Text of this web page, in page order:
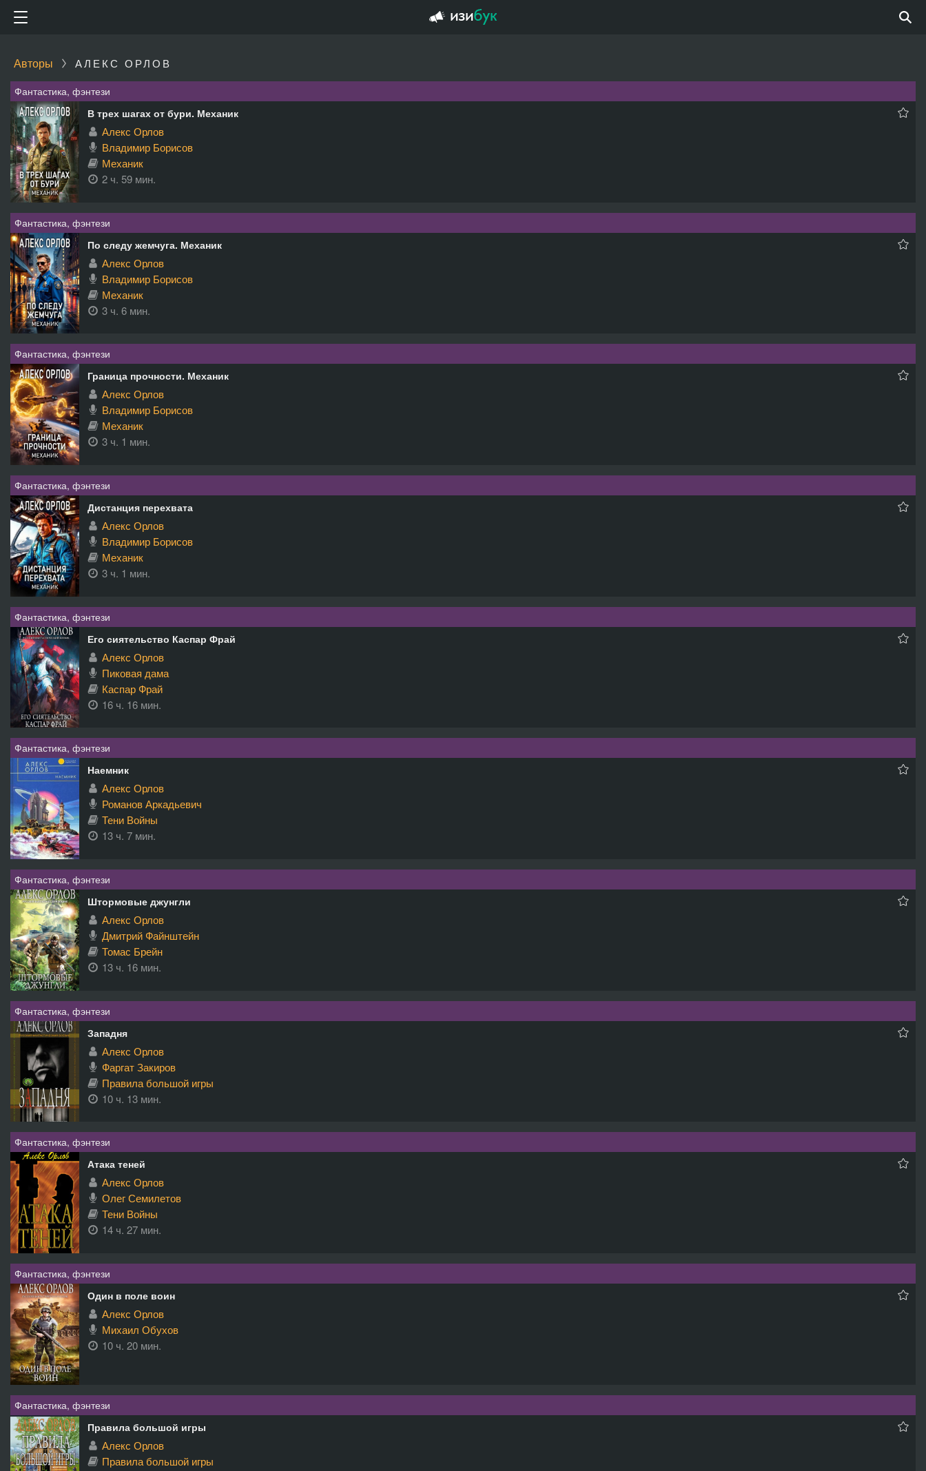
Авторы АЛЕКС ОРЛОВ
Фантастика, фэнтези
В трех шагах от бури. Механик
Алекс Орлов
Владимир Борисов
Механик
2 ч. 59 мин.
Фантастика, фэнтези
По следу жемчуга. Механик
Алекс Орлов
Владимир Борисов
Механик
3 ч. 6 мин.
Фантастика, фэнтези
Граница прочности. Механик
Алекс Орлов
Владимир Борисов
Механик
3 ч. 1 мин.
Фантастика, фэнтези
Дистанция перехвата
Алекс Орлов
Владимир Борисов
Механик
3 ч. 1 мин.
Фантастика, фэнтези
Его сиятельство Каспар Фрай
Алекс Орлов
Пиковая дама
Каспар Фрай
16 ч. 16 мин.
Фантастика, фэнтези
Наемник
Алекс Орлов
Романов Аркадьевич
Тени Войны
13 ч. 7 мин.
Фантастика, фэнтези
Штормовые джунгли
Алекс Орлов
Дмитрий Файнштейн
Томас Брейн
13 ч. 16 мин.
Фантастика, фэнтези
Западня
Алекс Орлов
Фаргат Закиров
Правила большой игры
10 ч. 13 мин.
Фантастика, фэнтези
Атака теней
Алекс Орлов
Олег Семилетов
Тени Войны
14 ч. 27 мин.
Фантастика, фэнтези
Один в поле воин
Алекс Орлов
Михаил Обухов
10 ч. 20 мин.
Фантастика, фэнтези
Правила большой игры
Алекс Орлов
Правила большой игры